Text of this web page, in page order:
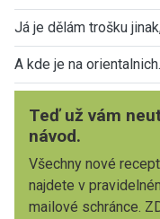
Já je dělám trošku
A kde je na
Teď už vám
návod.
Všechny nové
najdete v
mailové schránce.